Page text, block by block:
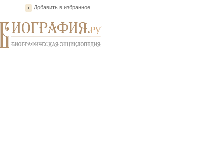
Добавить в избранное